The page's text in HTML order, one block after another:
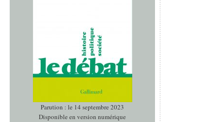
Parution : le 14 septembre 2023
Disponible en version numérique